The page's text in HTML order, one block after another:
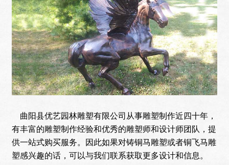
曲阳县优艺园林雕塑有限公司从事雕塑制作近四十年，
有丰富的雕塑制作经验和优秀的雕塑师和设计师团队，提
供一站式购买服务。因此如果对铸铜马雕塑或者铜飞马雕
塑感兴趣的话，可以与我们联系获取更多设计和信息。